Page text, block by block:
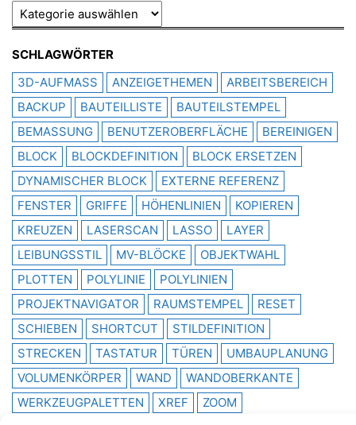
KATEGORIEN
SCHLAGWÖRTER
3D-AUFMASS
ANZEIGETHEMEN
ARBEITSBEREICH
BACKUP
BAUTEILLISTE
BAUTEILSTEMPEL
BEMASSUNG
BENUTZEROBERFLÄCHE
BEREINIGEN
BLOCK
BLOCKDEFINITION
BLOCK ERSETZEN
DYNAMISCHER BLOCK
EXTERNE REFERENZ
FENSTER
GRIFFE HÖHENLINIEN
KOPIEREN
KREUZEN
LASERSCAN LASSO
LAYER
LEIBUNGSSTIL
MV-BLÖCKE
OBJEKTWAHL
PLOTTEN
POLYLINIE
POLYLINIEN
PROJEKTNAVIGATOR
RAUMSTEMPEL
RESET
SCHIEBEN
SHORTCUT
STILDEFINITION
STRECKEN
TASTATUR TÜREN
UMBAUPLANUNG
VOLUMENKÖRPER
WAND
WANDOBERKANTE
WERKZEUGPALETTEN
XREF
ZOOM